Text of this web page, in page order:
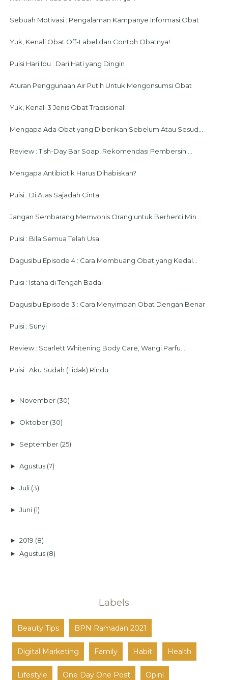
Sebuah Motivasi : Pengalaman Kampanye Informasi Obat
Yuk, Kenali Obat Off-Label dan Contoh Obatnya!
Puisi Hari Ibu : Dari Hati yang Dingin
Aturan Penggunaan Air Putih Untuk Mengonsumsi Obat
Yuk, Kenali 3 Jenis Obat Tradisional!
Mengapa Ada Obat yang Diberikan Sebelum Atau Sesud...
Review : Tish-Day Bar Soap, Rekomendasi Pembersih ...
Mengapa Antibiotik Harus Dihabiskan?
Puisi : Di Atas Sajadah Cinta
Jangan Sembarang Memvonis Orang untuk Berhenti Min...
Puisi : Bila Semua Telah Usai
Dagusibu Episode 4 : Cara Membuang Obat yang Kedal...
Puisi : Istana di Tengah Badai
Dagusibu Episode 3 : Cara Menyimpan Obat Dengan Benar
Puisi : Sunyi
Review : Scarlett Whitening Body Care, Wangi Parfu...
Puisi : Aku Sudah (Tidak) Rindu
► November (30)
► Oktober (30)
► September (25)
►Agustus (7)
►Juli (3)
►Juni (1)
►2019 (8)
►Agustus (8)
Labels
Beauty Tips BPN Ramadan 2021
Digital Marketing Family Habit Health
Lifestyle One Day One Post Opini